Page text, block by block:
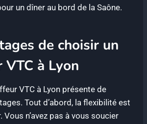
un dîner au bord de la Saône.
de choisir un
VTC à Lyon
VTC à Lyon présente de
Tout d’abord, la flexibilité est
Vous n’avez pas à vous soucier